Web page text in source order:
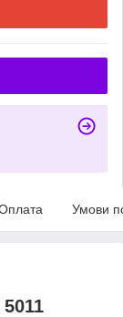
Умови